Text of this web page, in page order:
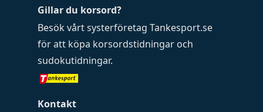
Gillar du korsord?
Besök vårt systerföretag Tankesport.se
för att köpa korsordstidningar och
sudokutidningar.
Kontakt